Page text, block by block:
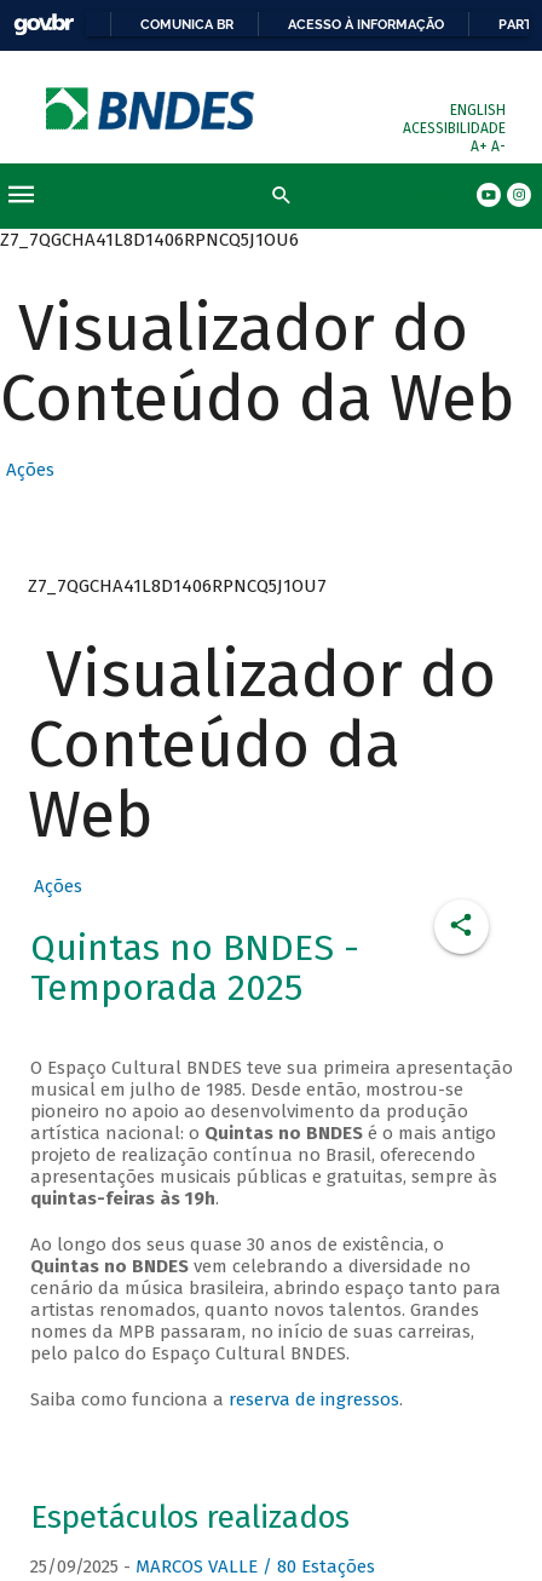
COMUNICA BR ACESSO À INFORMAÇÃO
ENGLISH
ACESSIBILIDADE
A+ A-
Z7_7QGCHA41L8D1406RPNCQ5J1OU6
Visualizador do
Conteúdo da Web
Ações
Z7_7QGCHA41L8D1406RPNCQ5J1OU7
Visualizador do
Conteúdo da
Web
Ações
Quintas no BNDES -
Temporada 2025
O Espaço Cultural BNDES teve sua primeira apresentação
musical em julho de 1985. Desde então, mostrou-se
pioneiro no apoio ao desenvolvimento da produção
artística nacional: o Quintas no BNDESé o mais antigo
projeto de realização contínua no Brasil, oferecendo
apresentações musicais públicas e gratuitas, sempre às
quintas-feiras às 19h.
Ao longo dos seus quase 30 anos de existência, o
Quintas no BNDESvem celebrando a diversidade no
cenário da música brasileira, abrindo espaço tanto para
artistas renomados, quanto novos talentos. Grandes
nomes da MPB passaram, no início de suas carreiras,
pelo palco do Espaço Cultural BNDES.
Saiba como funciona a reserva de ingressos.
Espetáculos realizados
25/09/2025 - MARCOS VALLE / 80 Estações